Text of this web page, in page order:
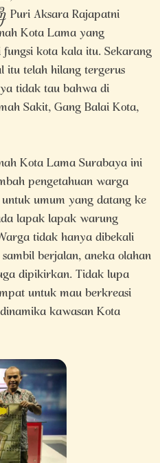
Rajapatni
Kota Lama yang
kota kala itu. Sekarang
telah hilang tergerus
tidak tau bahwa di
Sakit, Gang Balai Kota,
Kota Lama Surabaya ini
pengetahuan warga
umum yang datang ke
lapak lapak warung
tidak hanya dibekali
berjalan, aneka olahan
dipikirkan. Tidak lupa
untuk mau berkreasi
kawasan Kota